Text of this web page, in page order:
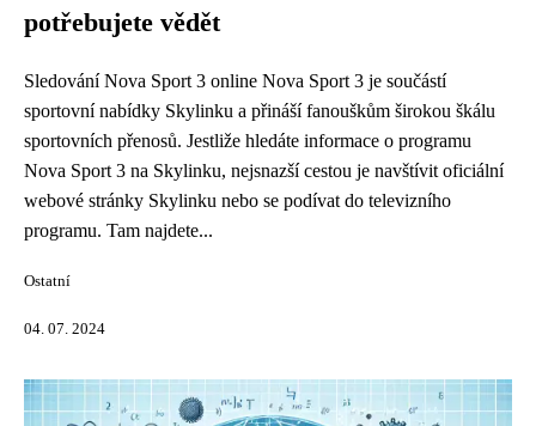
potřebujete vědět
Sledování Nova Sport 3 online Nova Sport 3 je součástí
sportovní nabídky Skylinku a přináší fanouškům širokou škálu
sportovních přenosů. Jestliže hledáte informace o programu
Nova Sport 3 na Skylinku, nejsnazší cestou je navštívit oficiální
webové stránky Skylinku nebo se podívat do televizního
programu. Tam najdete...
Ostatní
04. 07. 2024